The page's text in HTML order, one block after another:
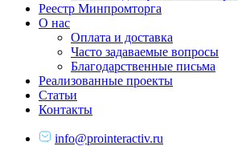
Реестр Минпромторга
О нас
Оплата и доставка
Часто задаваемые вопросы
Благодарственные письма
Реализованные проекты
Статьи
Контакты
info@prointeractiv.ru